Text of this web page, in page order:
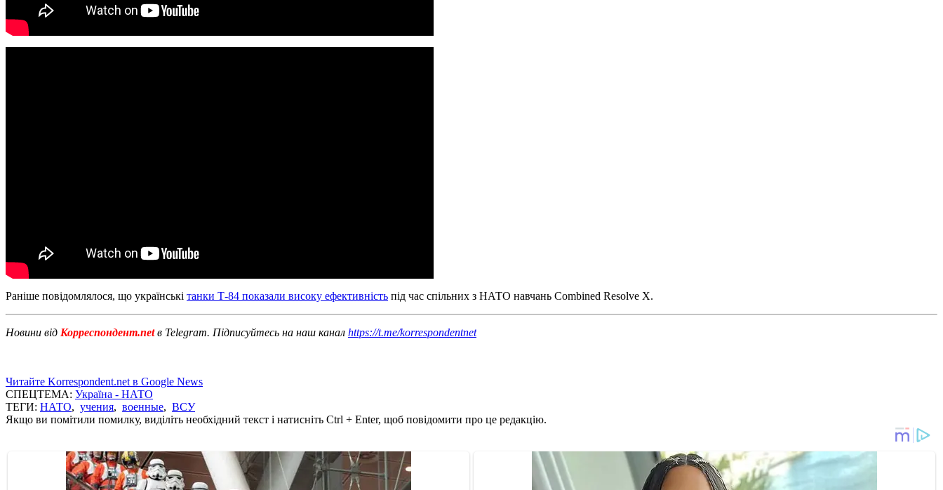
Раніше повідомлялося, що українські танки Т-84 показали високу ефективність під час спільних з НАТО навчань Combined Resolve X.
Новини від Корреспондент.netв Telegram. Підписуйтесь на наш канал https://t.me/korrespondentnet
Читайте Korrespondent.net в Google News
СПЕЦТЕМА: Україна - НАТО
ТЕГИ: НАТО, учения, военные, ВСУ
Якщо ви помітили помилку, виділіть необхідний текст і натисніть Ctrl + Enter, щоб повідомити про це редакцію.